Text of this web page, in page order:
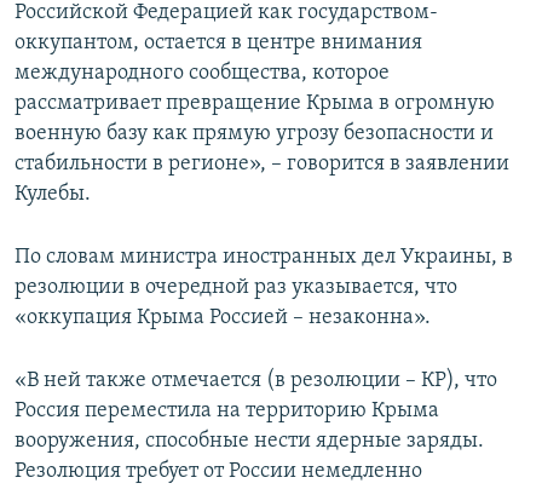
Российской Федерацией как государством-
оккупантом, остается в центре внимания
международного сообщества, которое
рассматривает превращение Крыма в огромную
военную базу как прямую угрозу безопасности и
стабильности в регионе», – говорится в заявлении
Кулебы.
По словам министра иностранных дел Украины, в
резолюции в очередной раз указывается, что
«оккупация Крыма Россией – незаконна».
«В ней также отмечается (в резолюции – КР), что
Россия переместила на территорию Крыма
вооружения, способные нести ядерные заряды.
Резолюция требует от России немедленно